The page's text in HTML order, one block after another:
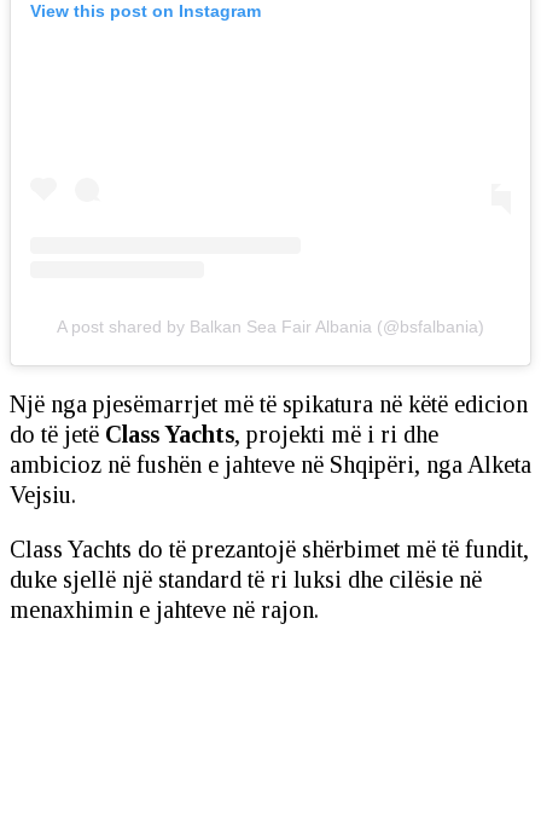
View this post on Instagram
A post shared by Balkan Sea Fair Albania (@bsfalbania)
Një nga pjesëmarrjet më të spikatura në këtë edicion
do të jetë Class Yachts, projekti më i ri dhe
ambicioz në fushën e jahteve në Shqipëri, nga Alketa
Vejsiu.
Class Yachts do të prezantojë shërbimet më të fundit,
duke sjellë një standard të ri luksi dhe cilësie në
menaxhimin e jahteve në rajon.